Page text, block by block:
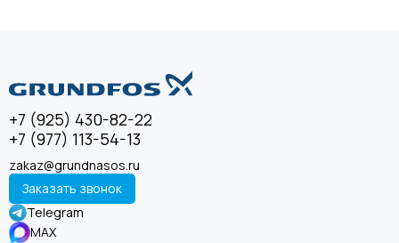
+7 (925) 430-82-22
+7 (977) 113-54-13
zakaz@grundnasos.ru
Заказать звонок
Telegram
MAX